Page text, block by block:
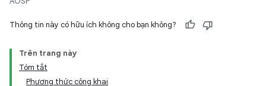
Thông tin này có hữu ích không cho bạn không?
Trên trang này
Tóm tắt
Phương thức công khai